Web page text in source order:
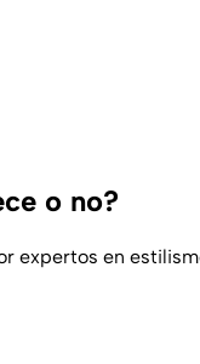
o no?
expertos en